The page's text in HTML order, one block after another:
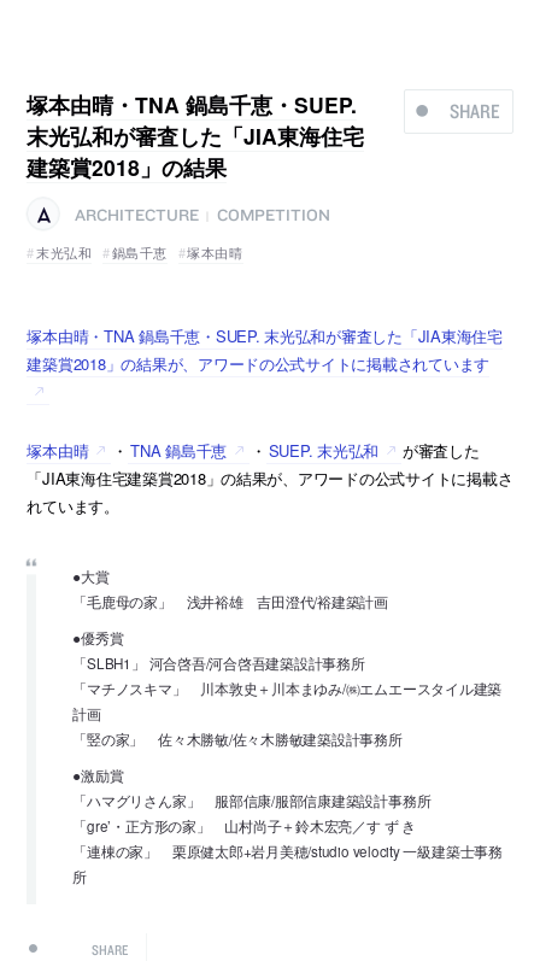
SHARE
塚本由晴・TNA 鍋島千恵・SUEP.
末光弘和が審査した「JIA東海住宅
建築賞2018」の結果
ARCHITECTURE
COMPETITION
末光弘和
鍋島千恵 塚本由晴
塚本由晴・TNA 鍋島千恵・SUEP. 末光弘和が審査した「JIA東海住宅
建築賞2018」の結果が、アワードの公式サイトに掲載されています
塚本由晴 ・ TNA 鍋島千恵 ・ SUEP. 末光弘和
が審査した
「JIA東海住宅建築賞2018」の結果が、アワードの公式サイトに掲載さ
れています。
●大賞
「毛鹿母の家」 浅井裕雄 吉田澄代/裕建築計画
●優秀賞
「SLBH1」 河合啓吾/河合啓吾建築設計事務所
「マチノスキマ」 川本敦史＋川本まゆみ/㈱エムエースタイル建築
計画
「竪の家」 佐々木勝敏/佐々木勝敏建築設計事務所
●激励賞
「ハマグリさん家」 服部信康/服部信康建築設計事務所
「gre’・正方形の家」 山村尚子＋鈴木宏亮／す ず き
「連棟の家」 栗原健太郎+岩月美穂/studio velocity 一級建築士事務
所
SHARE